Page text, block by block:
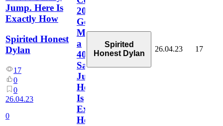
Jump. Here Is
Exactly How
Spirited Honest
Dylan
17
0
0
26.04.23
0
201
Got
Me
a
40%
Salary
Jump.
Here
Is
Exactly
How
Spirited
Honest Dylan
26.04.23 17